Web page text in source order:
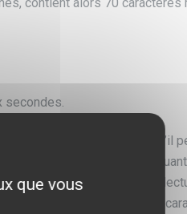
secondes.
le nombre de caractères qu’il
ne peut pas lire la même
est basé sur la vitesse de
titre de deux lignes et 70
que vous